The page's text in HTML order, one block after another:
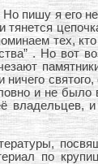
пишу я его
тех,
. Но вот
и не было
и
по